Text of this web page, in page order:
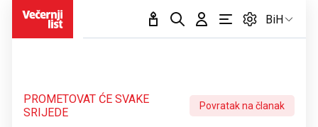
BiH
PROMETOVAT ĆE SVAKE
SRIJEDE
Povratak na članak